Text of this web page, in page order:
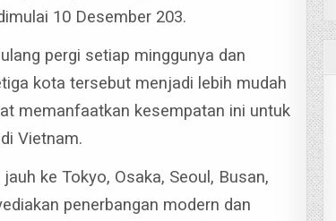
10 Desember 203.
pergi setiap minggunya dan
kota tersebut menjadi lebih mudah
memanfaatkan kesempatan ini untuk
Vietnam.
ke Tokyo, Osaka, Seoul, Busan,
penerbangan modern dan